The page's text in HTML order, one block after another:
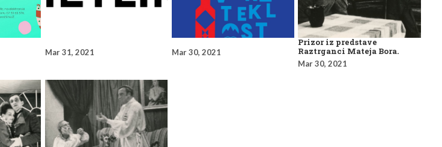
Mar 31, 2021 Mar 30, 2021
Prizor iz predstave
Raztrganci Mateja Bora.
Mar 30, 2021